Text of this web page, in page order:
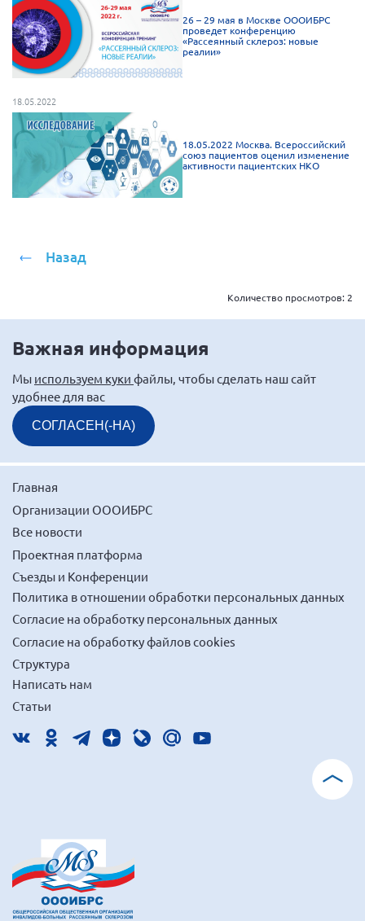
26 – 29 мая в Москве ОООИБРС
проведет конференцию
«Рассеянный склероз: новые
реалии»
18.05.2022
18.05.2022 Москва. Всероссийский
союз пациентов оценил изменение
активности пациентских НКО
Назад
Количество просмотров: 2
Важная информация
Мы используем куки файлы, чтобы сделать наш сайт
удобнее для вас
СОГЛАСЕН(-НА)
Главная
Организации ОООИБРС
Все новости
Проектная платформа
Съезды и Конференции
Политика в отношении обработки персональных данных
Согласие на обработку персональных данных
Согласие на обработку файлов cookies
Структура
Написать нам
Статьи